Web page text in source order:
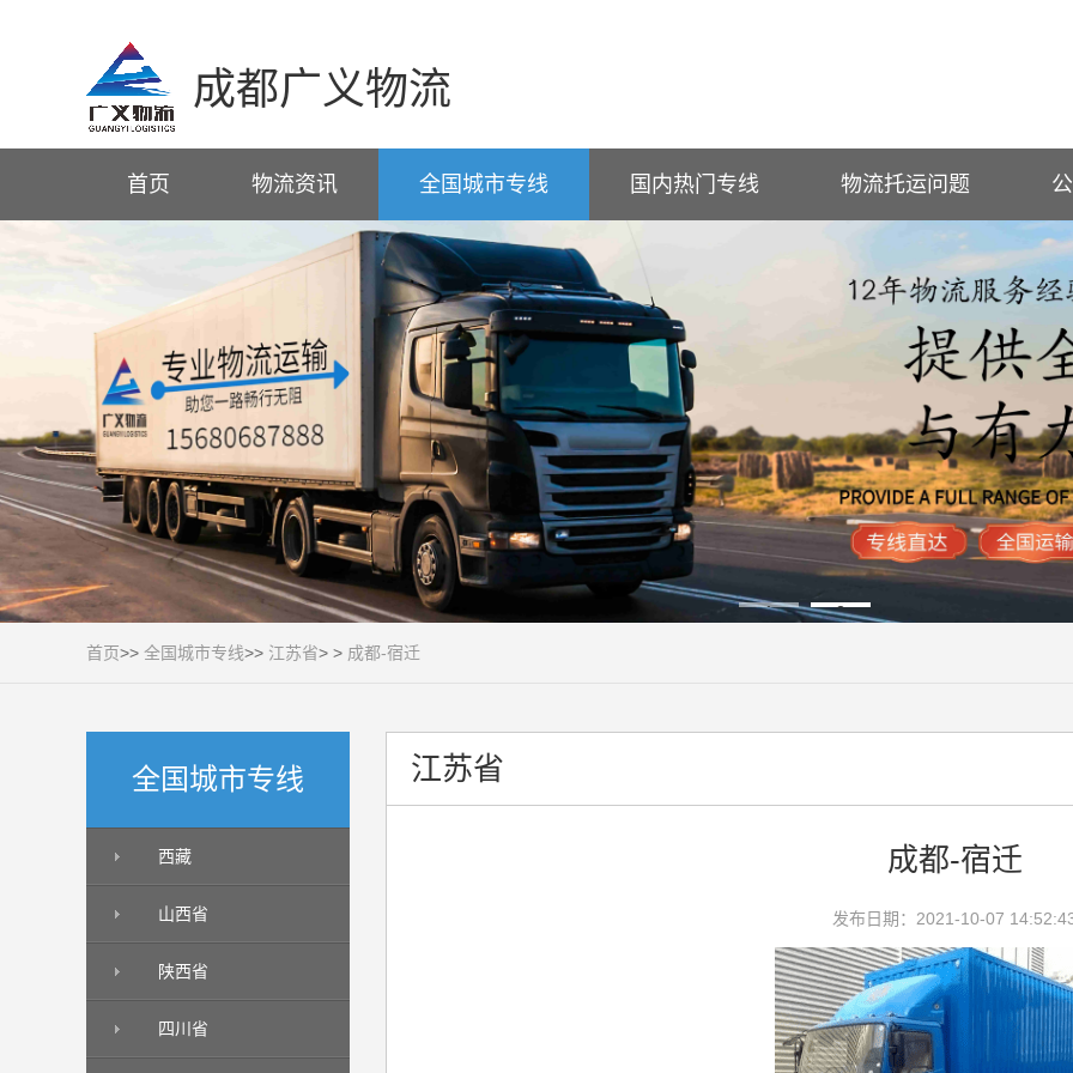
成都广义物流
首页 物流资讯 全国城市专线 国内热门专线 物流托运问题
1 2
首页>> 全国城市专线>> 江苏省> > 成都-宿迁
全国城市专线
西藏
山西省
陕西省
四川省
江苏省
成都-宿迁
发布日期：2021-10-07